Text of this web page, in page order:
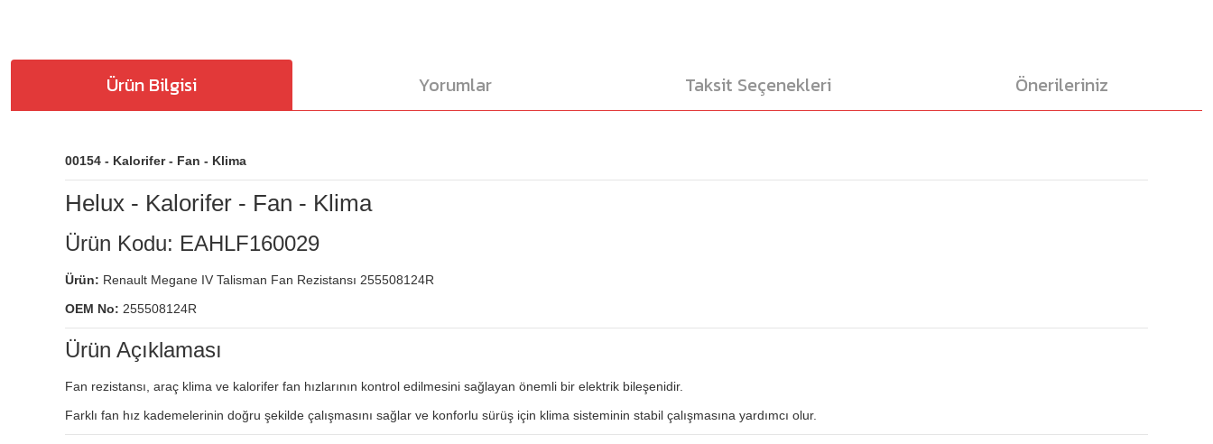
Ürün Bilgisi Yorumlar Taksit Seçenekleri Önerileriniz
00154 - Kalorifer - Fan - Klima
Helux - Kalorifer - Fan - Klima
Ürün Kodu: EAHLF160029
Ürün: Renault Megane IV Talisman Fan Rezistansı 255508124R
OEM No: 255508124R
Ürün Açıklaması
Fan rezistansı, araç klima ve kalorifer fan hızlarının kontrol edilmesini sağlayan önemli bir elektrik bileşenidir.
Farklı fan hız kademelerinin doğru şekilde çalışmasını sağlar ve konforlu sürüş için klima sisteminin stabil çalışmasına yardımcı olur.